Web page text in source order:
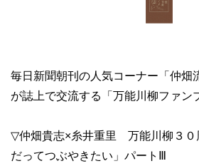
毎日新聞朝刊の人気コーナー「仲畑
が誌上で交流する「万能川柳ファン
▽仲畑貴志×糸井重里 万能川柳３０
だってつぶやきたい」パートⅢ